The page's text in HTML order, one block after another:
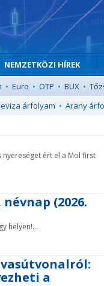
NEMZETKÖZI HÍREK
• Euro • OTP • BUX •
árfolyam • Arany
ért el a Mol first
(2026.
helyen!...
a